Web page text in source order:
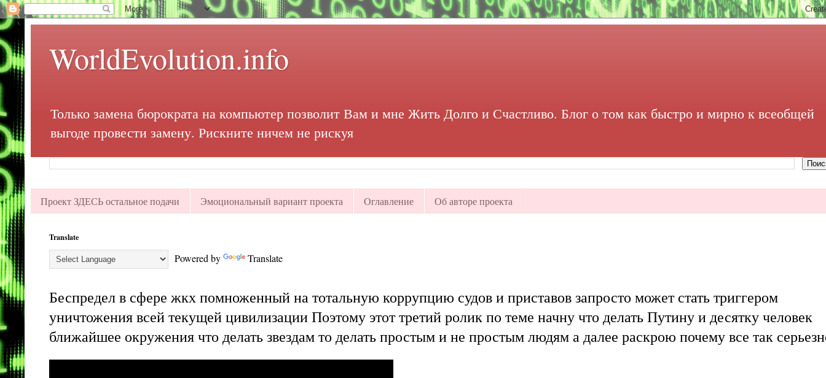
WorldEvolution.info
Только замена бюрократа на компьютер позволит Вам и мне Жить Долго и Счастливо. Блог о том как быстро и мирно к всеобщей
выгоде провести замену. Рискните ничем не рискуя
Проект ЗДЕСЬ остальное подачи Эмоциональный вариант проекта Оглавление Об авторе проекта
Translate
Powered by Translate
Беспредел в сфере жкх помноженный на тотальную коррупцию судов и приставов запросто может стать триггером
уничтожения всей текущей цивилизации Поэтому этот третий ролик по теме начну что делать Путину и десятку человек
ближайшее окружения что делать звездам то делать простым и не простым людям а далее раскрою почему все так